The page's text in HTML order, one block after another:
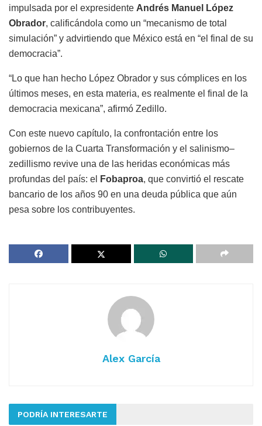
impulsada por el expresidente Andrés Manuel López
Obrador, calificándola como un “mecanismo de total
simulación” y advirtiendo que México está en “el final de su
democracia”.
“Lo que han hecho López Obrador y sus cómplices en los
últimos meses, en esta materia, es realmente el final de la
democracia mexicana”, afirmó Zedillo.
Con este nuevo capítulo, la confrontación entre los
gobiernos de la Cuarta Transformación y el salinismo–
zedillismo revive una de las heridas económicas más
profundas del país: el
Fobaproa, que convirtió el rescate
bancario de los años 90 en una deuda pública que aún
pesa sobre los contribuyentes.
Alex García
PODRÍA INTERESARTE